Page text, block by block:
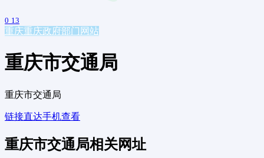
0 13
重庆重庆政府部门网站
重庆市交通局
重庆市交通局
链接直达手机查看
重庆市交通局相关网址